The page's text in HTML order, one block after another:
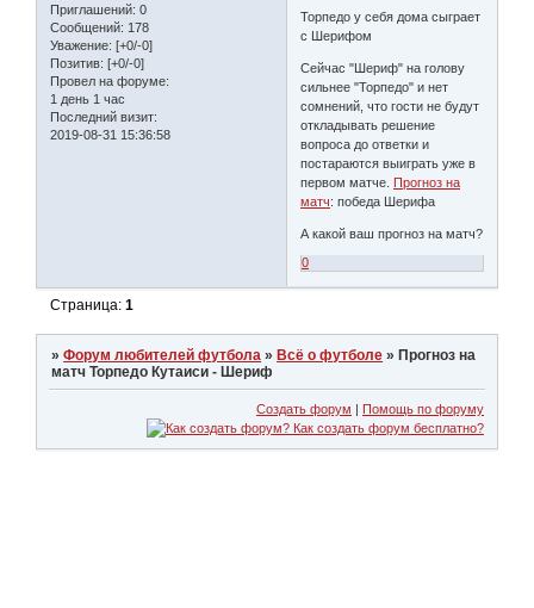
Приглашений: 0
Сообщений: 178
Уважение: [+0/-0]
Позитив: [+0/-0]
Провел на форуме:
1 день 1 час
Последний визит:
2019-08-31 15:36:58
Торпедо у себя дома сыграет
с Шерифом
Сейчас "Шериф" на голову
сильнее "Торпедо" и нет
сомнений, что гости не будут
откладывать решение
вопроса до ответки и
постараются выиграть уже в
первом матче.Прогноз на
матч: победа Шерифа
А какой ваш прогноз на матч?
0
Страница:1
»Форум любителей футбола »Всё о футболе »Прогноз на
матч Торпедо Кутаиси - Шериф
Создать форум | Помощь по форуму